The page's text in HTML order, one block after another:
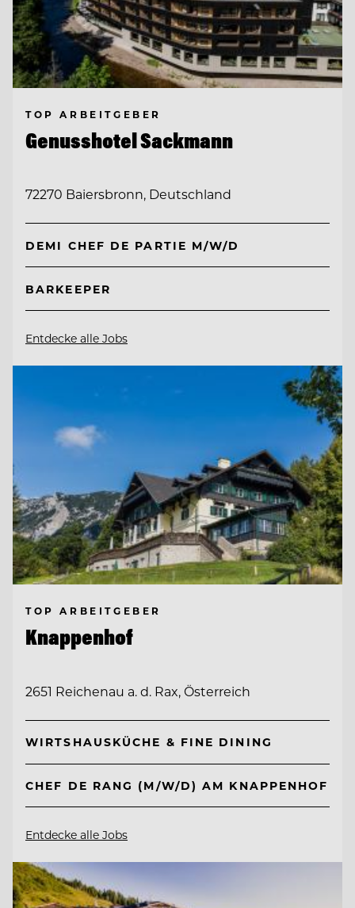
TOP ARBEITGEBER
Genusshotel Sackmann
72270 Baiersbronn, Deutschland
DEMI CHEF DE PARTIE M/W/D
BARKEEPER
Entdecke alle Jobs
TOP ARBEITGEBER
Knappenhof
2651 Reichenau a. d. Rax, Österreich
WIRTSHAUSKÜCHE & FINE DINING
CHEF DE RANG (M/W/D) AM KNAPPENHOF
Entdecke alle Jobs